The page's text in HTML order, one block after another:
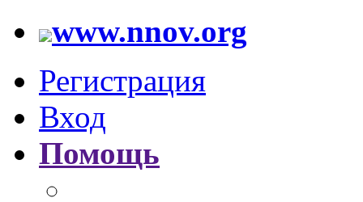
www.nnov.org
Регистрация
Вход
Помощь